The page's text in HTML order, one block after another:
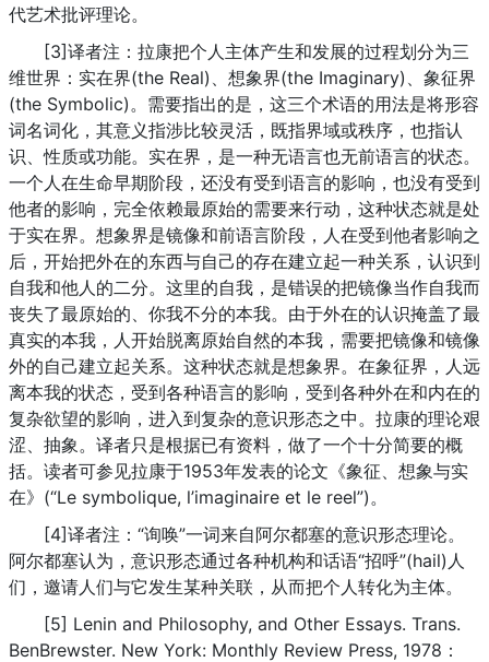
代艺术批评理论。
[3]译者注：拉康把个人主体产生和发展的过程划分为三
维世界：实在界(the Real)、想象界(the Imaginary)、象征界
(the Symbolic)。需要指出的是，这三个术语的用法是将形容
词名词化，其意义指涉比较灵活，既指界域或秩序，也指认
识、性质或功能。实在界，是一种无语言也无前语言的状态。
一个人在生命早期阶段，还没有受到语言的影响，也没有受到
他者的影响，完全依赖最原始的需要来行动，这种状态就是处
于实在界。想象界是镜像和前语言阶段，人在受到他者影响之
后，开始把外在的东西与自己的存在建立起一种关系，认识到
自我和他人的二分。这里的自我，是错误的把镜像当作自我而
丧失了最原始的、你我不分的本我。由于外在的认识掩盖了最
真实的本我，人开始脱离原始自然的本我，需要把镜像和镜像
外的自己建立起关系。这种状态就是想象界。在象征界，人远
离本我的状态，受到各种语言的影响，受到各种外在和内在的
复杂欲望的影响，进入到复杂的意识形态之中。拉康的理论艰
涩、抽象。译者只是根据已有资料，做了一个十分简要的概
括。读者可参见拉康于1953年发表的论文《象征、想象与实
在》(“Le symbolique, l’imaginaire et le reel”)。
[4]译者注：“询唤”一词来自阿尔都塞的意识形态理论。
阿尔都塞认为，意识形态通过各种机构和话语“招呼”(hail)人
们，邀请人们与它发生某种关联，从而把个人转化为主体。
[5] Lenin and Philosophy, and Other Essays. Trans.
BenBrewster. New York: Monthly Review Press, 1978：